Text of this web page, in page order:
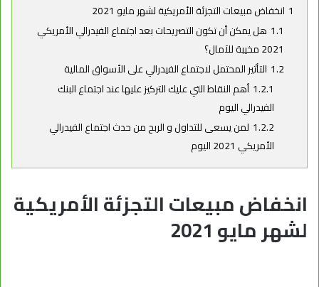
1 انخفاض مبيعات التجزئة الأمريكية لشهر مايو 2021
1.1 هل يمكن أن تكون التصريحات بعد اجتماع الفيدرالي الأمريكي
2021 مخيبة للآمال؟
1.2 التأثير المحتمل لاجتماع الفيدرالي على الأسواق المالية
1.2.1 أهم النقاط التي عليك التركيز عليها عند اجتماع البنك
الفيدرالي اليوم
1.2.2 لمن يسعى للتداول و الربح من حدث اجتماع الفيدرالي
الأمريكي 2021 اليوم
انخفاض مبيعات التجزئة الأمريكية
لشهر مايو 2021